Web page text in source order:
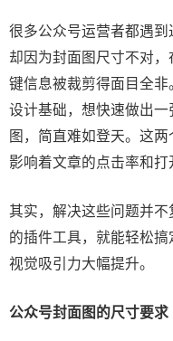
很多公众号运营者都遇到
却因为封面图尺寸不对
键信息被裁剪得面目全
设计基础，想快速做出
图，简直难如登天。这
影响着文章的点击率和打
其实，解决这些问题并
的插件工具，就能轻松
视觉吸引力大幅提升。
公众号封面图的尺寸要求